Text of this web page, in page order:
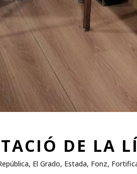
DE LA
, El Grado, Estada, Fonz,